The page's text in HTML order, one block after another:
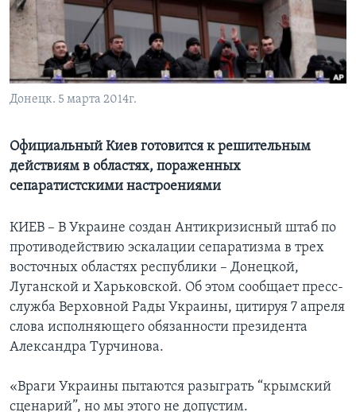
Learning English
СОЦИАЛЬНЫЕ СЕТИ
Языки
Донецк. 5 марта 2014г.
Официальный Киев готовится к решительным
действиям в областях, пораженных
сепаратистскими настроениями
КИЕВ – В Украине создан Антикризисный штаб по
противодействию эскалации сепаратизма в трех
восточных областях республики – Донецкой,
Луганской и Харьковской. Об этом сообщает пресс-
служба Верховной Рады Украины, цитируя 7 апреля
слова исполняющего обязанности президента
Александра Турчинова.
«Враги Украины пытаются разыграть “крымский
сценарий”, но мы этого не допустим.